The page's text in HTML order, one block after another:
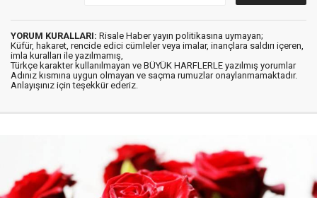
YORUM KURALLARI: Risale Haber yayın politikasına uymayan;
Küfür, hakaret, rencide edici cümleler veya imalar, inançlara saldırı içeren,
imla kuralları ile yazılmamış,
Türkçe karakter kullanılmayan ve BÜYÜK HARFLERLE yazılmış yorumlar
Adınız kısmına uygun olmayan ve saçma rumuzlar onaylanmamaktadır.
Anlayışınız için teşekkür ederiz.